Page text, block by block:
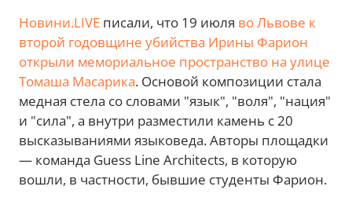
Новини.LIVE писали, что 19 июля во Львове к
второй годовщине убийства Ирины Фарион
открыли мемориальное пространство на улице
Томаша Масарика. Основой композиции стала
медная стела со словами "язык", "воля", "нация"
и "сила", а внутри разместили камень с 20
высказываниями языковеда. Авторы площадки
— команда Guess Line Architects, в которую
вошли, в частности, бывшие студенты Фарион.